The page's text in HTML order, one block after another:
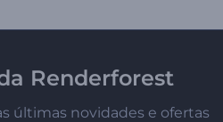
Renderforest
últimas novidades e ofertas